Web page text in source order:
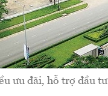
ưu đãi, hỗ trợ đầu